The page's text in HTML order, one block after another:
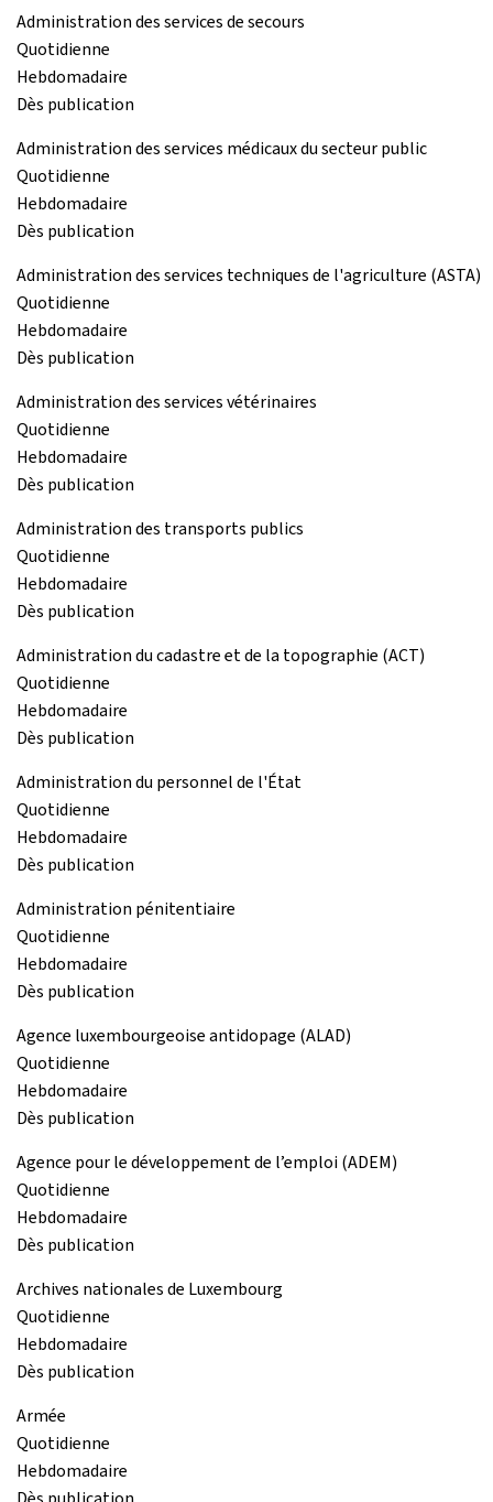
Administration des services de secours
Quotidienne
Hebdomadaire
Dès publication
Administration des services médicaux du secteur public
Quotidienne
Hebdomadaire
Dès publication
Administration des services techniques de l'agriculture (ASTA)
Quotidienne
Hebdomadaire
Dès publication
Administration des services vétérinaires
Quotidienne
Hebdomadaire
Dès publication
Administration des transports publics
Quotidienne
Hebdomadaire
Dès publication
Administration du cadastre et de la topographie (ACT)
Quotidienne
Hebdomadaire
Dès publication
Administration du personnel de l'État
Quotidienne
Hebdomadaire
Dès publication
Administration pénitentiaire
Quotidienne
Hebdomadaire
Dès publication
Agence luxembourgeoise antidopage (ALAD)
Quotidienne
Hebdomadaire
Dès publication
Agence pour le développement de l’emploi (ADEM)
Quotidienne
Hebdomadaire
Dès publication
Archives nationales de Luxembourg
Quotidienne
Hebdomadaire
Dès publication
Armée
Quotidienne
Hebdomadaire